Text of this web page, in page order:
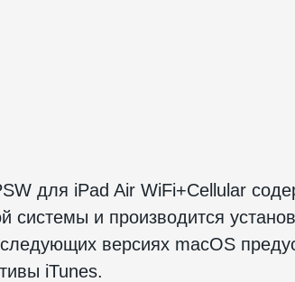
для iPad Air WiFi+Cellular
системы и производится
версиях macOS
iTunes.